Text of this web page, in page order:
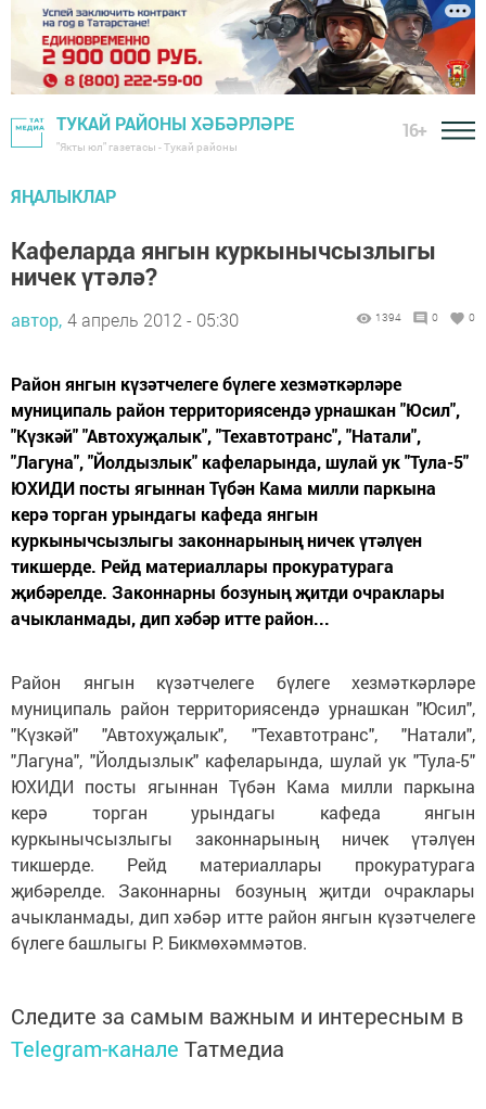
ТУКАЙ РАЙОНЫ ХӘБӘРЛӘРЕ
"Якты юл" газетасы - Тукай районы
16+
ЯҢАЛЫКЛАР
Кафеларда янгын куркынычсызлыгы
ничек үтәлә?
автор, 4 апрель 2012 - 05:30 1394 0 0
Район янгын күзәтчелеге бүлеге хезмәткәрләре
муниципаль район территориясендә урнашкан "Юсил",
"Күзкәй" "Автохуҗалык", "Техавтотранс", "Натали",
"Лагуна", "Йолдызлык" кафеларында, шулай ук "Тула-5"
ЮХИДИ посты ягыннан Түбән Кама милли паркына
керә торган урындагы кафеда янгын
куркынычсызлыгы законнарының ничек үтәлүен
тикшерде. Рейд материаллары прокуратурага
җибәрелде. Законнарны бозуның җитди очраклары
ачыкланмады, дип хәбәр итте район...
Район янгын күзәтчелеге бүлеге хезмәткәрләре
муниципаль район территориясендә урнашкан "Юсил",
"Күзкәй" "Автохуҗалык", "Техавтотранс", "Натали",
"Лагуна", "Йолдызлык" кафеларында, шулай ук "Тула-5"
ЮХИДИ посты ягыннан Түбән Кама милли паркына
керә торган урындагы кафеда янгын
куркынычсызлыгы законнарының ничек үтәлүен
тикшерде. Рейд материаллары прокуратурага
җибәрелде. Законнарны бозуның җитди очраклары
ачыкланмады, дип хәбәр итте район янгын күзәтчелеге
бүлеге башлыгы Р. Бикмөхәммәтов.
Следите за самым важным и интересным в
Telegram-канале Татмедиа